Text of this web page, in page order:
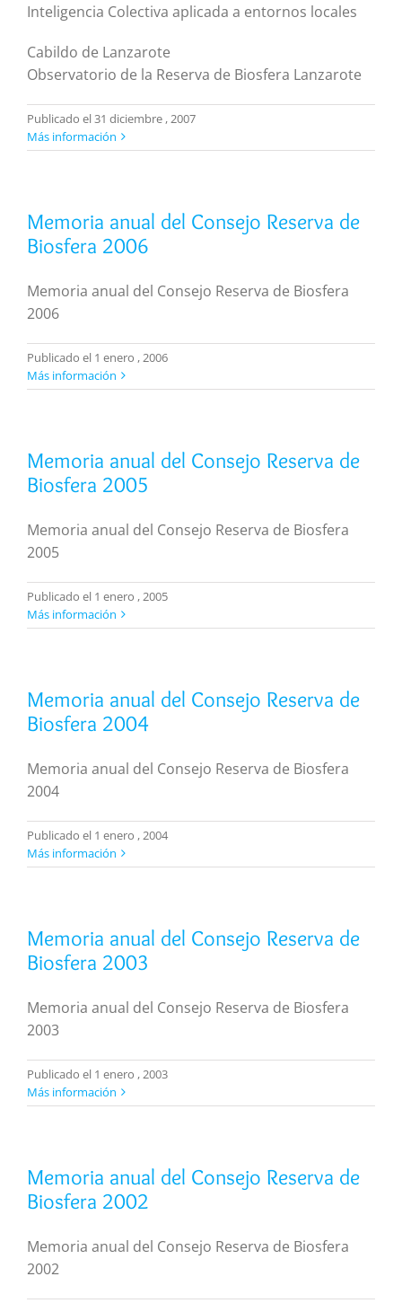
Inteligencia Colectiva aplicada a entornos locales
Cabildo de Lanzarote
Observatorio de la Reserva de Biosfera Lanzarote
Publicado el 31 diciembre , 2007
Más información
Memoria anual del Consejo Reserva de
Biosfera 2006
Memoria anual del Consejo Reserva de Biosfera
2006
Publicado el 1 enero , 2006
Más información
Memoria anual del Consejo Reserva de
Biosfera 2005
Memoria anual del Consejo Reserva de Biosfera
2005
Publicado el 1 enero , 2005
Más información
Memoria anual del Consejo Reserva de
Biosfera 2004
Memoria anual del Consejo Reserva de Biosfera
2004
Publicado el 1 enero , 2004
Más información
Memoria anual del Consejo Reserva de
Biosfera 2003
Memoria anual del Consejo Reserva de Biosfera
2003
Publicado el 1 enero , 2003
Más información
Memoria anual del Consejo Reserva de
Biosfera 2002
Memoria anual del Consejo Reserva de Biosfera
2002